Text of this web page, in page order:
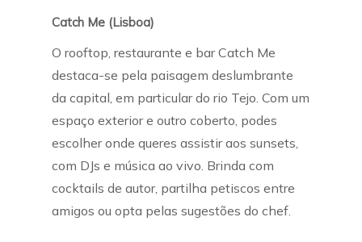
Catch Me (Lisboa)
O rooftop, restaurante e bar Catch Me
destaca-se pela paisagem deslumbrante
da capital, em particular do rio Tejo. Com um
espaço exterior e outro coberto, podes
escolher onde queres assistir aos sunsets,
com DJs e música ao vivo. Brinda com
cocktails de autor, partilha petiscos entre
amigos ou opta pelas sugestões do chef.